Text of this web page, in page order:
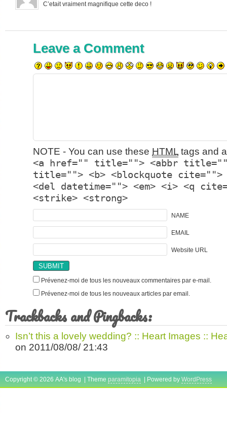
C’etait vraiment magnifique cette deco !
Leave a Comment
NOTE - You can use these HTML tags and
<a href="" title=""> <abbr title="">
title=""> <b> <blockquote cite="">
<del datetime=""> <em> <i> <q
<strike> <strong>
NAME
EMAIL
Website URL
Prévenez-moi de tous les nouveaux commentaires par e-mail.
Prévenez-moi de tous les nouveaux articles par email.
Trackbacks and Pingbacks:
Isn’t this a lovely wedding? :: Heart Images ::
on 2011/08/08/ 21:43
Copyright © 2026 AA's blog | Theme paramitopia | Powered by WordPress